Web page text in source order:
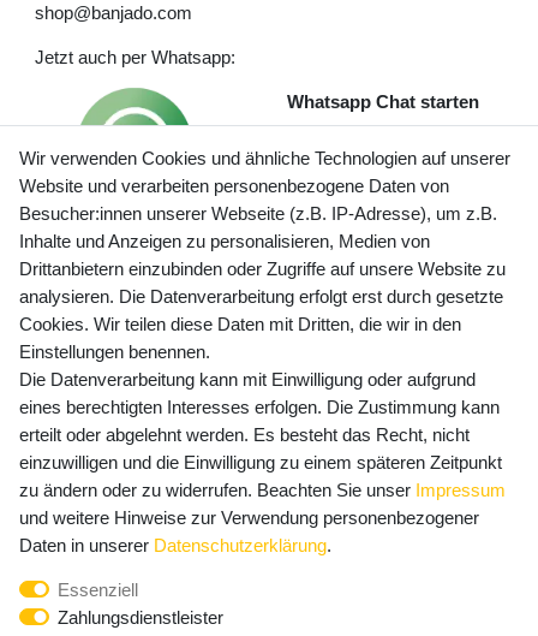
shop@banjado.com
Jetzt auch per Whatsapp:
Whatsapp Chat starten
Preisangaben inkl. gesetzl. MwSt. und zzgl. Service- und
Versandkosten
Newsletter Anmeldung - Keine Angebote
mehr verpassen!
E-MAIL **
Newsletter
Honig
Hiermit bestätige ich, dass ich dieDaten­schutz­erklärung
widerrufen.**
Wir verwenden Cookies und ähnliche Technologien auf unserer
Website und verarbeiten personenbezogene Daten von
Besucher:innen unserer Webseite (z.B. IP-Adresse), um z.B.
Inhalte und Anzeigen zu personalisieren, Medien von
Drittanbietern einzubinden oder Zugriffe auf unsere Website zu
analysieren. Die Datenverarbeitung erfolgt erst durch gesetzte
Cookies. Wir teilen diese Daten mit Dritten, die wir in den
Einstellungen benennen.
Die Datenverarbeitung kann mit Einwilligung oder aufgrund
eines berechtigten Interesses erfolgen. Die Zustimmung kann
erteilt oder abgelehnt werden. Es besteht das Recht, nicht
einzuwilligen und die Einwilligung zu einem späteren Zeitpunkt
zu ändern oder zu widerrufen. Beachten Sie unser Impressum
und weitere Hinweise zur Verwendung personenbezogener
Daten in unserer Daten­schutz­erklärung.
Essenziell
Zahlungsdienstleister